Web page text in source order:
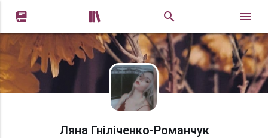
 
Ляна Гніліченко-Романчук